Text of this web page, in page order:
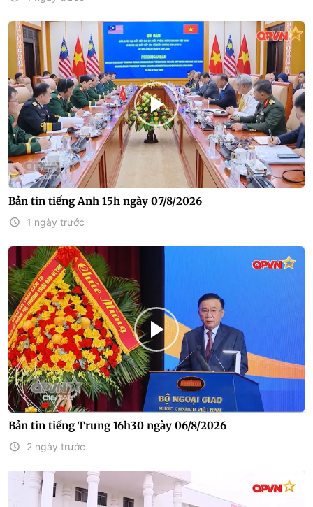
Bản tin tiếng Anh 15h ngày 07/8/2026
1 ngày trước
Bản tin tiếng Trung 16h30 ngày 06/8/2026
2 ngày trước